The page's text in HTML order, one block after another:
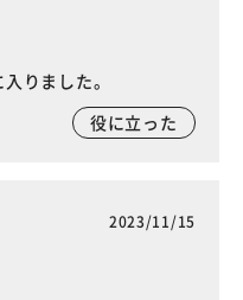
りました。
役に立った
2023/11/15